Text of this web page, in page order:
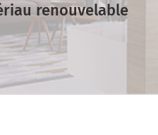
renouvelable